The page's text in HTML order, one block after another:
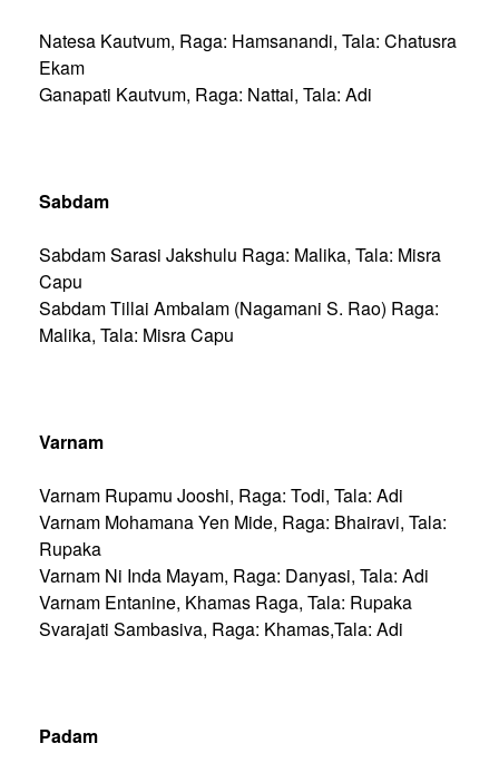
Natesa Kautvum, Raga: Hamsanandi, Tala: Chatusra
Ekam
Ganapati Kautvum, Raga: Nattai, Tala: Adi
Sabdam
Sabdam Sarasi Jakshulu Raga: Malika, Tala: Misra
Capu
Sabdam Tillai Ambalam (Nagamani S. Rao) Raga:
Malika, Tala: Misra Capu
Varnam
Varnam Rupamu Jooshi, Raga: Todi, Tala: Adi
Varnam Mohamana Yen Mide, Raga: Bhairavi, Tala:
Rupaka
Varnam Ni Inda Mayam, Raga: Danyasi, Tala: Adi
Varnam Entanine, Khamas Raga, Tala: Rupaka
Svarajati Sambasiva, Raga: Khamas,Tala: Adi
Padam